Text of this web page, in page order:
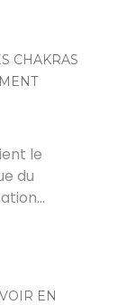
CHAKRAS
le
du
EN